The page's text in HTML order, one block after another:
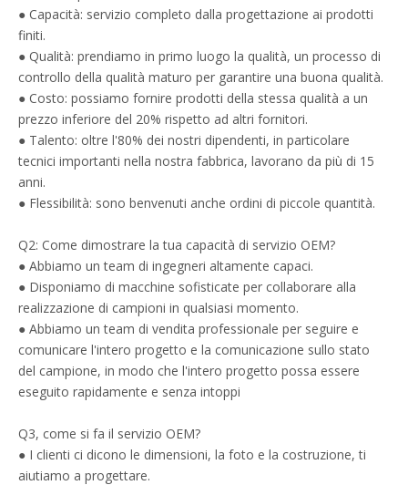
● Capacità: servizio completo dalla progettazione ai prodotti
finiti.
● Qualità: prendiamo in primo luogo la qualità, un processo di
controllo della qualità maturo per garantire una buona qualità.
● Costo: possiamo fornire prodotti della stessa qualità a un
prezzo inferiore del 20% rispetto ad altri fornitori.
● Talento: oltre l'80% dei nostri dipendenti, in particolare
tecnici importanti nella nostra fabbrica, lavorano da più di 15
anni.
● Flessibilità: sono benvenuti anche ordini di piccole quantità.
Q2: Come dimostrare la tua capacità di servizio OEM?
● Abbiamo un team di ingegneri altamente capaci.
● Disponiamo di macchine sofisticate per collaborare alla
realizzazione di campioni in qualsiasi momento.
● Abbiamo un team di vendita professionale per seguire e
comunicare l'intero progetto e la comunicazione sullo stato
del campione, in modo che l'intero progetto possa essere
eseguito rapidamente e senza intoppi
Q3, come si fa il servizio OEM?
● I clienti ci dicono le dimensioni, la foto e la costruzione, ti
aiutiamo a progettare.